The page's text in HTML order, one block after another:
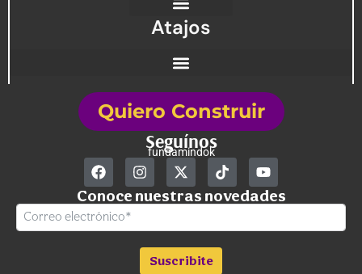
Atajos
Quiero Construir
Seguínos
fundamindok
Conoce nuestras novedades
Suscribite